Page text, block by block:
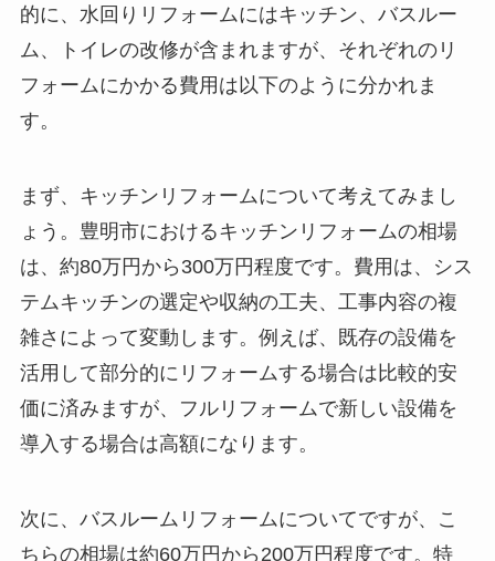
的に、水回りリフォームにはキッチン、バスルー
ム、トイレの改修が含まれますが、それぞれのリ
フォームにかかる費用は以下のように分かれま
す。
まず、キッチンリフォームについて考えてみまし
ょう。豊明市におけるキッチンリフォームの相場
は、約80万円から300万円程度です。費用は、シス
テムキッチンの選定や収納の工夫、工事内容の複
雑さによって変動します。例えば、既存の設備を
活用して部分的にリフォームする場合は比較的安
価に済みますが、フルリフォームで新しい設備を
導入する場合は高額になります。
次に、バスルームリフォームについてですが、こ
ちらの相場は約60万円から200万円程度です。特